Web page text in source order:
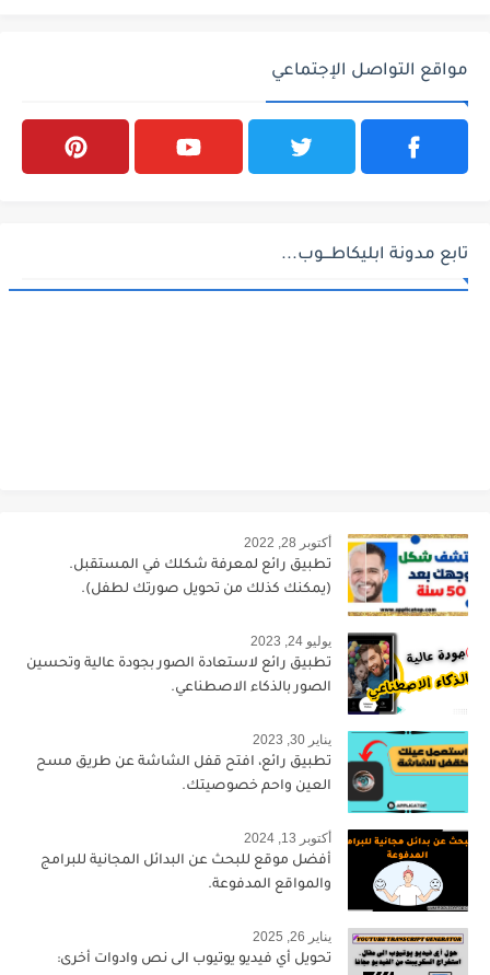
مواقع التواصل الإجتماعي
تابع مدونة ابليكاطـــوب...
أكتوبر 28, 2022
تطبيق رائع لمعرفة شكلك في المستقبل.
(يمكنك كذلك من تحويل صورتك لطفل).
يوليو 24, 2023
تطبيق رائع لاستعادة الصور بجودة عالية وتحسين
الصور بالذكاء الاصطناعي.
يناير 30, 2023
تطبيق رائع، افتح قفل الشاشة عن طريق مسح
العين واحم خصوصيتك.
أكتوبر 13, 2024
أفضل موقع للبحث عن البدائل المجانية للبرامج
والمواقع المدفوعة.
يناير 26, 2025
تحويل أي فيديو يوتيوب الى نص وادوات أخرى: